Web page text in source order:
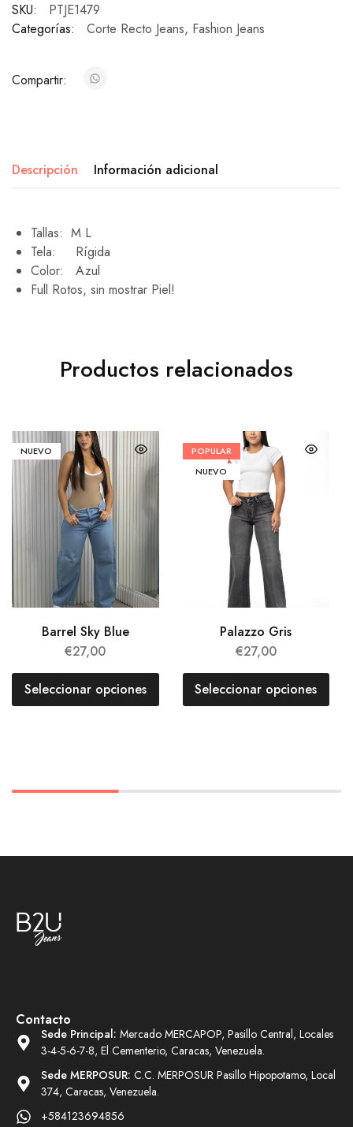
SKU:
PTJE1479
Categorías:
Corte Recto Jeans, Fashion Jeans
Compartir:
Descripción Información adicional
Tallas: M L
Tela: Rígida
Color: Azul
Full Rotos, sin mostrar Piel!
Productos relacionados
NUEVO
Barrel Sky Blue
€27,00
Seleccionar opciones
POPULAR
NUEVO
Palazzo Gris
€27,00
Seleccionar opciones
Contacto
Sede Principal: Mercado MERCAPOP, Pasillo Central, Locales
3-4-5-6-7-8, El Cementerio, Caracas, Venezuela.
Sede MERPOSUR: C.C. MERPOSUR Pasillo Hipopotamo, Local
374, Caracas, Venezuela.
+584123694856